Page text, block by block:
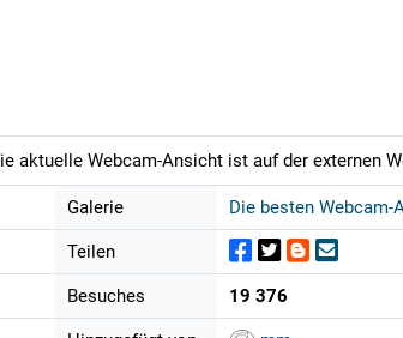
aktuelle Webcam-Ansicht ist auf der externen
Galerie Die besten Webcam-
Teilen
Besuches 19 376